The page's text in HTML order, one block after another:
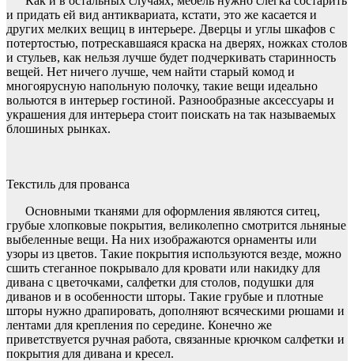
и придать ей вид антиквариата, кстати, это же касается и
других мелких вещиц в интерьере. Дверцы и углы шкафов с
потертостью, потрескавшаяся краска на дверях, ножках столов
и стульев, как нельзя лучше будет подчеркивать старинность
вещей. Нет ничего лучше, чем найти старый комод и
многоярусную напольную полочку, такие вещи идеально
вольются в интерьер гостиной. Разнообразные аксессуары и
украшения для интерьера стоит поискать на так называемых
блошиных рынках.
Текстиль для прованса
Основными тканями для оформления являются ситец,
грубые хлопковые покрытия, великолепно смотрится льняные
выбеленные вещи. На них изображаются орнаменты или
узоры из цветов. Такие покрытия используются везде, можно
сшить стеганное покрывало для кровати или накидку для
дивана с цветочками, салфетки для столов, подушки для
диванов и в особенности шторы. Такие грубые и плотные
шторы нужно драпировать, дополняют всяческими рюшами и
лентами для крепления по середине. Конечно же
приветствуется ручная работа, связанные крючком салфетки и
покрытия для дивана и кресел.